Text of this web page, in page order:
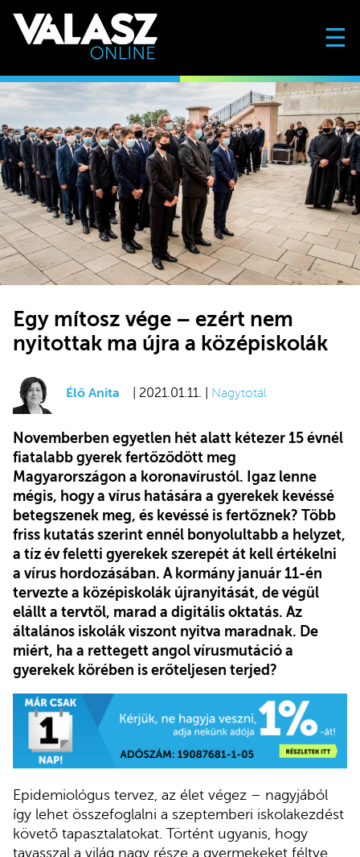
☰
Egy mítosz vége – ezért nem
nyitottak ma újra a középiskolák
Élő Anita | 2021.01.11. | Nagytotál
Novemberben egyetlen hét alatt kétezer 15 évnél
fiatalabb gyerek fertőződött meg
Magyarországon a koronavírustól. Igaz lenne
mégis, hogy a vírus hatására a gyerekek kevéssé
betegszenek meg, és kevéssé is fertőznek? Több
friss kutatás szerint ennél bonyolultabb a helyzet,
a tíz év feletti gyerekek szerepét át kell értékelni
a vírus hordozásában. A kormány január 11-én
tervezte a középiskolák újranyitását, de végül
elállt a tervtől, marad a digitális oktatás. Az
általános iskolák viszont nyitva maradnak. De
miért, ha a rettegett angol vírusmutáció a
gyerekek körében is erőteljesen terjed?
Epidemiológus tervez, az élet végez – nagyjából
így lehet összefoglalni a szeptemberi iskolakezdést
követő tapasztalatokat. Történt ugyanis, hogy
tavasszal a világ nagy része a gyermekeket féltve